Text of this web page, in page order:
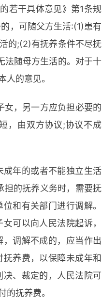
若干具体意见》第1条规
，可随父方生活:(1)患有
的;(2)有抚养条件不尽抚
法随母方生活的。对于十
的意见。
女，另一方应负担必要的
，由双方协议;协议不成
成年的或者不能独立生活
担的抚养义务时，需要抚
和有关部门进行调解。
可以向人民法院起诉，
调解不成的，应当作出
养费，以保障未成年和
、裁定的，人民法院可
抚养费。